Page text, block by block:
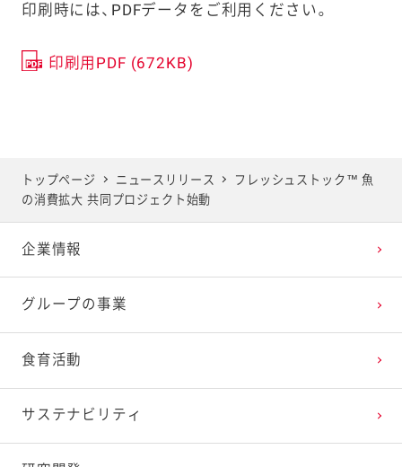
印刷時には、PDFデータをご利用ください。
印刷用PDF (672KB)
トップページ ニュースリリース
フレッシュストック™ 魚
の消費拡大 共同プロジェクト始動
企業情報
グループの事業
食育活動
サステナビリティ